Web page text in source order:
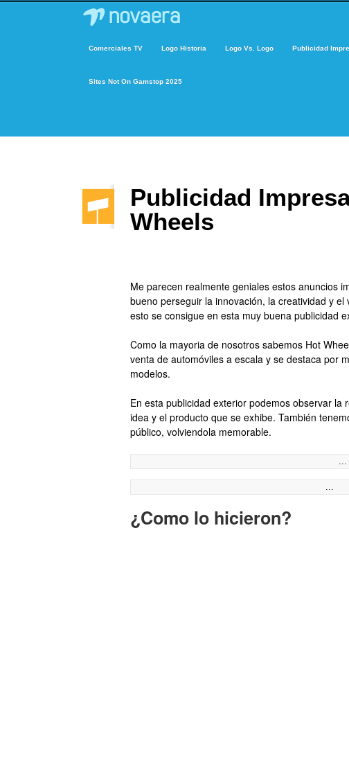
Comerciales TV Logo Historia Logo Vs. Logo Publicidad
Sites Not On Gamstop 2025
Publicidad
Wheels
Me parecen realmente geniales estos anuncios
bueno perseguir la innovación, la creatividad y
esto se consigue en esta muy buena publicidad
Como la mayoria de nosotros sabemos Hot
venta de automóviles a escala y se destaca por
modelos.
En esta publicidad exterior podemos observar
idea y el producto que se exhibe. También
público, volviendola memorable.
...
...
¿Como lo hicieron?